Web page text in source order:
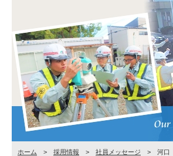
ホーム > 採用情報 > 社員メッセージ > 河口